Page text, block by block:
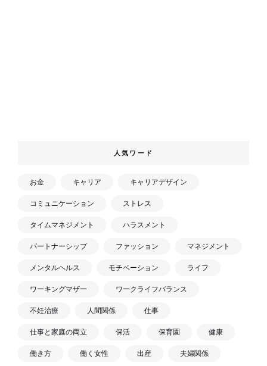
人気ワード
お金 キャリア キャリアデザイン
コミュニケーション ストレス
タイムマネジメント ハラスメント
パートナーシップ ファッション マネジメント
メンタルヘルス モチベーション ライフ
ワーキングマザー ワークライフバランス
不妊治療 人間関係 仕事
仕事と家庭の両立 保活 保育園 健康
働き方 働く女性 出産 夫婦関係